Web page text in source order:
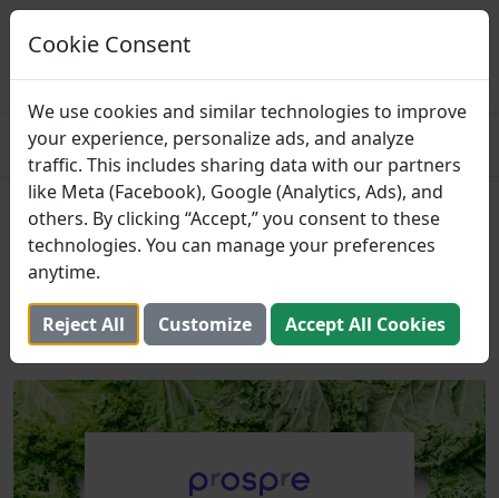
Prospre: Planificador de
comidas
Planes de alimentación basados ​​en
9 Consejos para Comer Más
Verduras de Hoja Verde que
Te Harán Amar las Verduras
27 de enero de 2021 (Actualizado: 2 de agosto de 2025)
Cookie Consent
We use cookies and similar technologies to improve
your experience, personalize ads, and analyze
traffic. This includes sharing data with our partners
like Meta (Facebook), Google (Analytics, Ads), and
others. By clicking “Accept,” you consent to these
technologies. You can manage your preferences
anytime.
Reject All Customize Accept All Cookies